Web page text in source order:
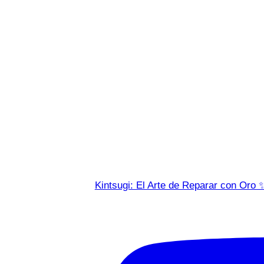
Kintsugi: El Arte de Reparar con Oro